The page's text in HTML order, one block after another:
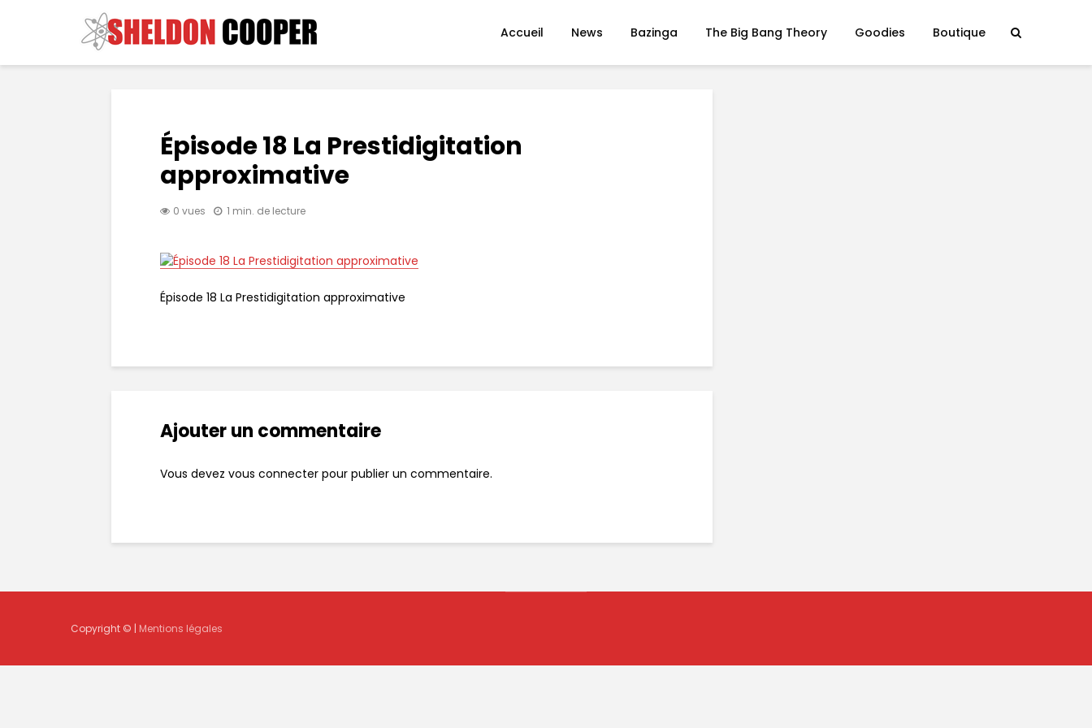
Accueil News Bazinga The Big Bang Theory Goodies Boutique
Épisode 18 La Prestidigitation
approximative
0 vues 1 min. de lecture
Épisode 18 La Prestidigitation approximative
Ajouter un commentaire
Vous devez vous connecter pour publier un commentaire.
Copyright © | Mentions légales